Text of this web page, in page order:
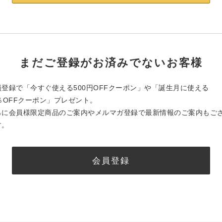
まだご登録がお済みでないお客様
登録で「今すぐ使える500円OFFクーポン」や「誕生月に使える
OFFクーポン」プレゼント。
に会員様限定商品のご案内やメルマガ登録で最新情報のご案内もご
会員登録